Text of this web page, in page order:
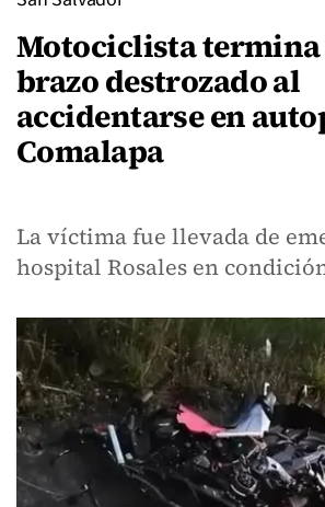
Motociclista termina
brazo destrozado al
accidentarse en
Comalapa
La víctima fue llevada de
hospital Rosales en